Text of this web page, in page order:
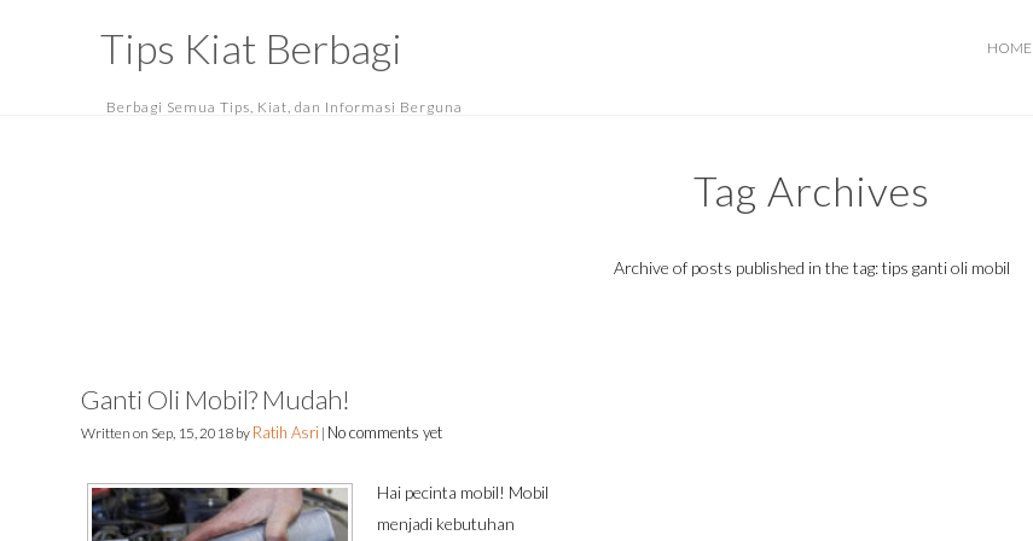
Tips Kiat Berbagi
Berbagi Semua Tips, Kiat, dan Informasi Berguna
HOME
Tag Archives
Archive of posts published in the tag: tips ganti oli mobil
Ganti Oli Mobil? Mudah!
Written on Sep, 15, 2018 by Ratih Asri | No comments yet
Hai pecinta mobil! Mobil
menjadi kebutuhan